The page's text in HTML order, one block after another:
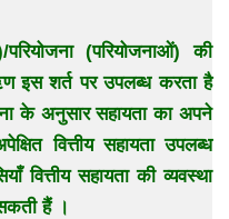
(परियोजनाओं) की
इस शर्त पर उपलब्ध करता है
के अनुसार सहायता का अपने
वित्तीय सहायता उपलब्ध
वित्तीय सहायता की व्यवस्था
हैं ।